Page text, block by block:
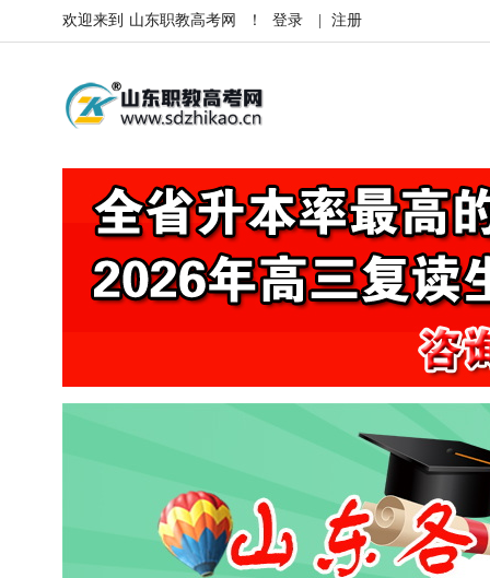
欢迎来到 山东职教高考网 ！ 登录 注册